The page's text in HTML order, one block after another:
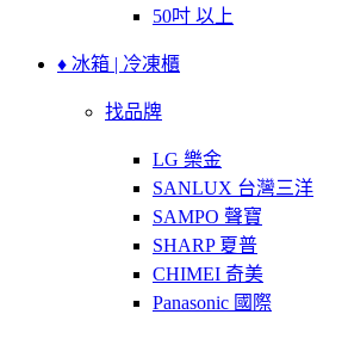
50吋 以上
♦ 冰箱 | 冷凍櫃
找品牌
LG 樂金
SANLUX 台灣三洋
SAMPO 聲寶
SHARP 夏普
CHIMEI 奇美
Panasonic 國際